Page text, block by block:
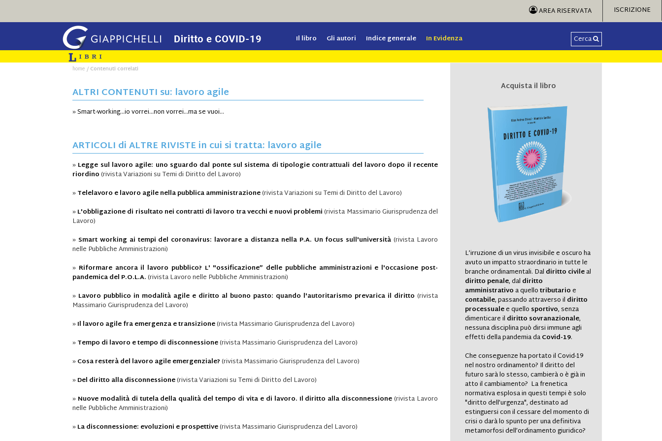
AREA RISERVATA ISCRIZIONE
Cerca
Il libro Gli autori Indice generale In Evidenza
Acquista il libro
L’irruzione di un virus invisibile e oscuro ha
avuto un impatto straordinario in tutte le
branche ordinamentali. Dal diritto civileal
diritto penale, dal diritto
amministrativoa quellotributarioe
contabile, passando attraverso il diritto
processualee quello sportivo, senza
dimenticare il diritto sovranazionale,
nessuna disciplina può dirsiimmuneagli
effetti della pandemia daCovid-19.
Che conseguenze ha portato il Covid-19
nel nostro ordinamento? Il diritto del
futuro sarà lo stesso, cambierà o è già in
atto il cambiamento? La frenetica
normativa esplosa in questi tempi è solo
"diritto dell’urgenza", destinato ad
estinguersi con il cessare del momento di
crisi o darà lo spunto per una definitiva
metamorfosi dell’ordinamento giuridico?
home / Contenuti correlati
ALTRI CONTENUTI su: lavoro agile
»Smart-working…io vorrei…non vorrei…ma se vuoi…
ARTICOLI di ALTRE RIVISTE in cui si tratta: lavoro agile
» Legge sul lavoro agile: uno sguardo dal ponte sul sistema di tipologie contrattuali del lavoro dopo il recente
riordino(rivista Variazioni su Temi di Diritto del Lavoro)
»Telelavoro e lavoro agile nella pubblica amministrazione(rivista Variazioni su Temi di Diritto del Lavoro)
»L'obbligazione di risultato nei contratti di lavoro tra vecchi e nuovi problemi(rivista Massimario Giurisprudenza del
Lavoro)
» Smart working ai tempi del coronavirus: lavorare a distanza nella P.A. Un focus sull'università (rivista Lavoro
nelle Pubbliche Amministrazioni)
» Riformare ancora il lavoro pubblico? L' "ossificazione” delle pubbliche amministrazioni e l'occasione post-
pandemica del P.O.L.A.(rivista Lavoro nelle Pubbliche Amministrazioni)
» Lavoro pubblico in modalità agile e diritto al buono pasto: quando l'autoritarismo prevarica il diritto (rivista
Massimario Giurisprudenza del Lavoro)
»Il lavoro agile fra emergenza e transizione(rivista Massimario Giurisprudenza del Lavoro)
»Tempo di lavoro e tempo di disconnessione(rivista Massimario Giurisprudenza del Lavoro)
»Cosa resterà del lavoro agile emergenziale?(rivista Massimario Giurisprudenza del Lavoro)
»Del diritto alla disconnessione(rivista Variazioni su Temi di Diritto del Lavoro)
» Nuove modalità di tutela della qualità del tempo di vita e di lavoro. Il diritto alla disconnessione(rivista Lavoro
nelle Pubbliche Amministrazioni)
»La disconnessione: evoluzioni e prospettive(rivista Massimario Giurisprudenza del Lavoro)